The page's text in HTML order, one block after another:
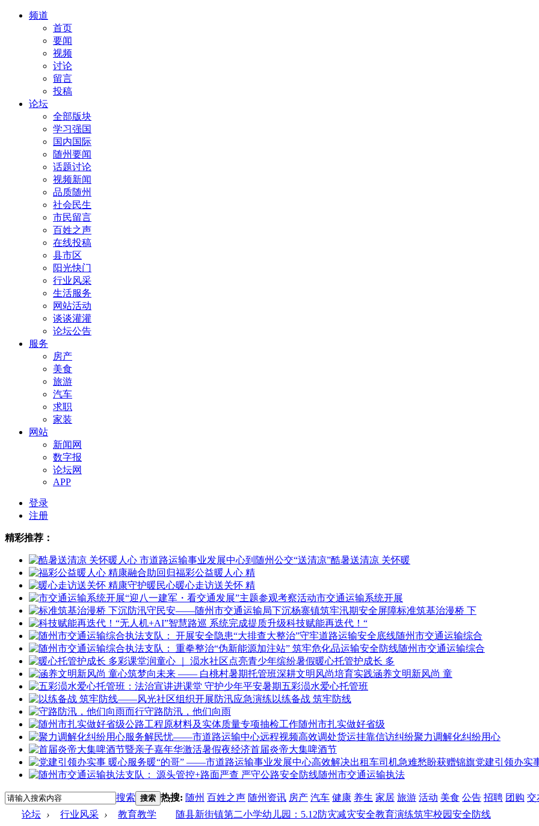
频道
首页
要闻
视频
讨论
留言
投稿
论坛
全部版块
学习强国
国内国际
随州要闻
话题讨论
视频新闻
品质随州
社会民生
市民留言
百姓之声
在线投稿
县市区
阳光快门
行业风采
生活服务
网站活动
谈谈灌灌
论坛公告
服务
房产
美食
旅游
汽车
求职
家装
网站
新闻网
数字报
论坛网
APP
登录
注册
精彩推荐：
酷暑送清凉 关怀暖
福彩公益暖人心 精
暖心走访送关怀 精
市交通运输系统开展
标准筑基治漫桥 下
科技赋能再迭代！“
随州市交通运输综合
随州市交通运输综合
暖心托管护成长 多
涵养文明新风尚 童
五彩涢水爱心托管班
以练备战 筑牢防线
守路防汛，他们向雨
随州市扎实做好省级
聚力调解化纠纷用心
首届炎帝大集啤酒节
党建引领办实
随州市交通运输执法
搜索 搜索 热搜: 随州 百姓之声 随州资讯 房产 汽车 健康 养生 家居 旅游 活动 美食 公告 招聘 团购 交
论坛 › 行业风采 › 教育教学 随县新街镇第二小学幼儿园：5.12防灾减灾安全教育演练筑牢校园安全防线